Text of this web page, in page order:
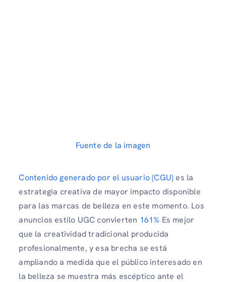
Fuente de la imagen
Contenido generado por el usuario (CGU)es la
estrategia creativa de mayor impacto disponible
para las marcas de belleza en este momento. Los
anuncios estilo UGC convierten 161% Es mejor
que la creatividad tradicional producida
profesionalmente, y esa brecha se está
ampliando a medida que el público interesado en
la belleza se muestra más escéptico ante el